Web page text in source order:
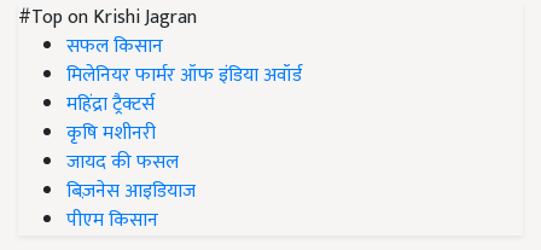
#Top on Krishi Jagran
सफल किसान
मिलेनियर फार्मर ऑफ इंडिया अवॉर्ड
महिंद्रा ट्रैक्टर्स
कृषि मशीनरी
जायद की फसल
बिज़नेस आइडियाज
पीएम किसान